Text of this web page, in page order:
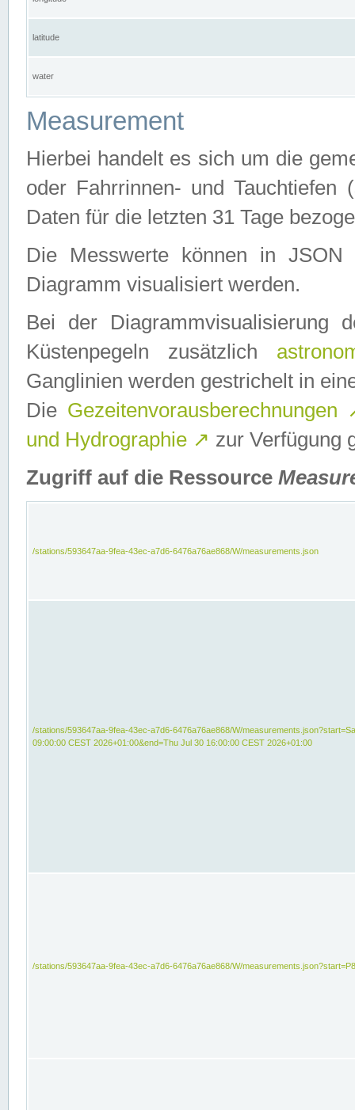
latitude
water
Measurement
Hierbei handelt es sich um die
oder Fahrrinnen- und Tauchtiefen
Daten für die letzten 31 Tage
Die Messwerte können in
Diagramm visualisiert werden.
Bei der Diagrammvisualisierung
Küstenpegeln zusätzlich
Ganglinien werden gestrichelt in
Die Gezeitenvorausberechnungen
und Hydrographie ↗ zur Verfügung
Zugriff auf die Ressource
/stations/593647aa-9fea-43ec-a7d6-6476a76ae868/W/measurements.json
/stations/593647aa-9fea-43ec-a7d6-6476a76ae868/W/
09:00:00 CEST 2026+01:00&end=Thu Jul 30 16:00:00 CEST 2026+01:00
/stations/593647aa-9fea-43ec-a7d6-6476a76ae868/W/